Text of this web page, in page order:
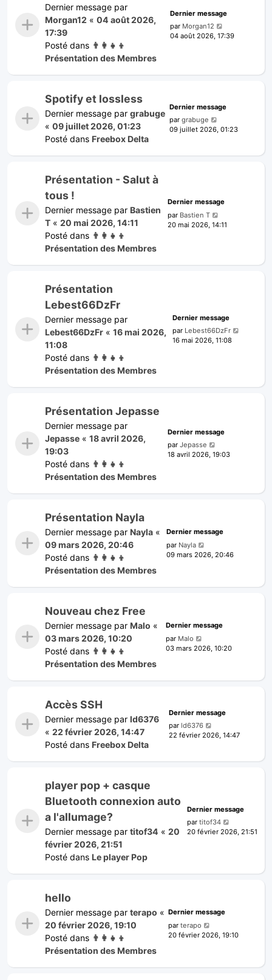
Dernier message par
Morgan12 « 04 août 2026,
17:39
Posté dans 👨‍👩‍👧‍👦
Présentation des Membres
Dernier message
par Morgan12
04 août 2026, 17:39
Spotify et lossless
Dernier message par grabuge
« 09 juillet 2026, 01:23
Posté dans Freebox Delta
Dernier message
pargrabuge
09 juillet 2026, 01:23
Présentation - Salut à
tous !
Dernier message par Bastien
T « 20 mai 2026, 14:11
Posté dans 👨‍👩‍👧‍👦
Présentation des Membres
Dernier message
par Bastien T
20 mai 2026, 14:11
Présentation
Lebest66DzFr
Dernier message par
Lebest66DzFr « 16 mai 2026,
11:08
Posté dans 👨‍👩‍👧‍👦
Présentation des Membres
Dernier message
par Lebest66DzFr
16 mai 2026, 11:08
Présentation Jepasse
Dernier message par
Jepasse « 18 avril 2026,
19:03
Posté dans 👨‍👩‍👧‍👦
Présentation des Membres
Dernier message
parJepasse
18 avril 2026, 19:03
Présentation Nayla
Dernier message par Nayla «
09 mars 2026, 20:46
Posté dans 👨‍👩‍👧‍👦
Présentation des Membres
Dernier message
par Nayla
09 mars 2026, 20:46
Nouveau chez Free
Dernier message par Malo «
03 mars 2026, 10:20
Posté dans 👨‍👩‍👧‍👦
Présentation des Membres
Dernier message
par Malo
03 mars 2026, 10:20
Accès SSH
Dernier message par ld6376
« 22 février 2026, 14:47
Posté dans Freebox Delta
Dernier message
parld6376
22 février 2026, 14:47
player pop + casque
Bluetooth connexion auto
a l'allumage?
Dernier message par titof34 « 20
février 2026, 21:51
Posté dans Le player Pop
Dernier message
partitof34
20 février 2026, 21:51
hello
Dernier message par terapo «
20 février 2026, 19:10
Posté dans 👨‍👩‍👧‍👦
Présentation des Membres
Dernier message
parterapo
20 février 2026, 19:10